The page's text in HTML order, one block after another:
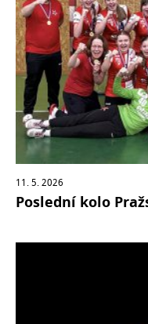
11. 5. 2026
Poslední kolo